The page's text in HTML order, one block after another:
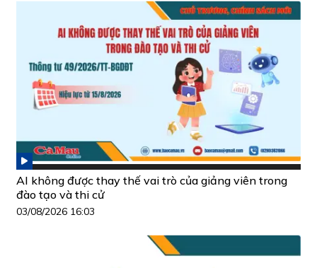
AI không được thay thế vai trò của giảng viên trong
đào tạo và thi cử
03/08/2026 16:03